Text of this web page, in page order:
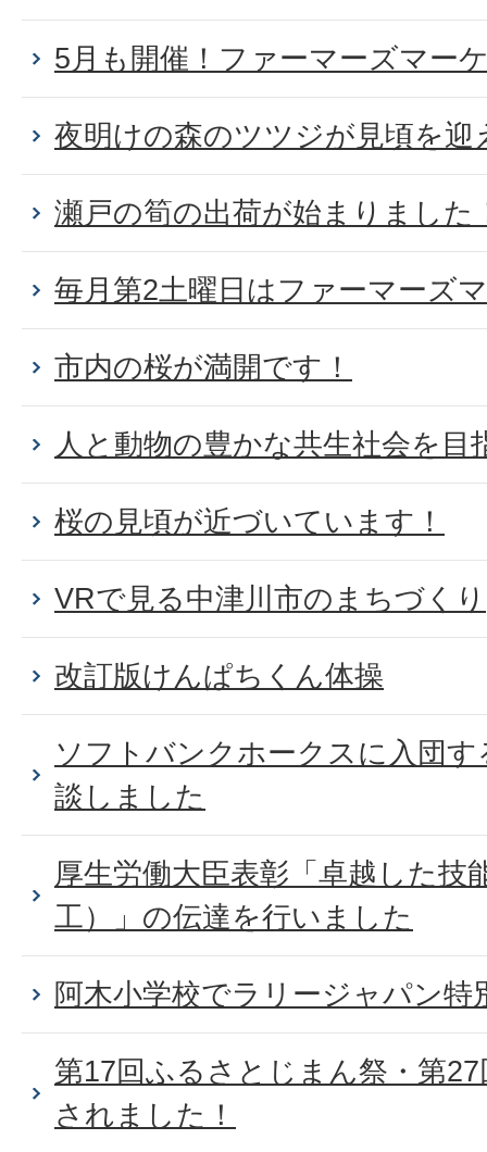
5月も開催！ファーマーズマー
夜明けの森のツツジが見頃を迎
瀬戸の筍の出荷が始まりました
毎月第2土曜日はファーマーズ
市内の桜が満開です！
人と動物の豊かな共生社会を目
桜の見頃が近づいています！
VRで見る中津川市のまちづくり
改訂版けんぱちくん体操
ソフトバンクホークスに入団
談しました
厚生労働大臣表彰「卓越した技
工）」の伝達を行いました
阿木小学校でラリージャパン特
第17回ふるさとじまん祭・第
されました！